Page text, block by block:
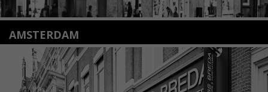
AMSTERDAM
Amstelveenseweg 135
1075 VX Amsterdam
+31 (0)20 2332546
info@kunsthuisamsterdam.nl